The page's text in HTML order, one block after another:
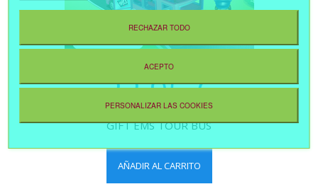
22,95 €
GIFT EMS TOUR BUS
AÑADIR AL CARRITO
RECHAZAR TODO
ACEPTO
PERSONALIZAR LAS COOKIES